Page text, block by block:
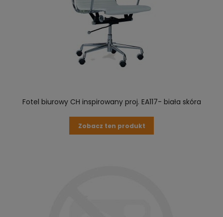
Fotel biurowy CH inspirowany proj. EA117- biała skóra
Zobacz ten produkt